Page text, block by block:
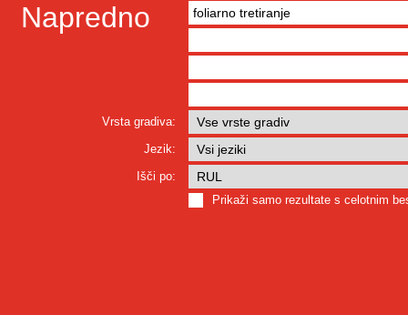
Napredno
Vrsta gradiva:
Jezik:
Išči po:
Prikaži samo rezultate s celotnim